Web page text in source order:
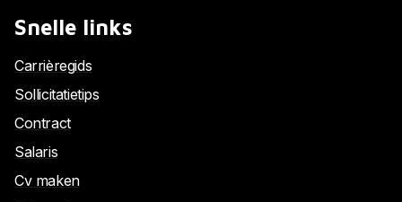
Snelle links
Carrièregids
Sollicitatietips
Contract
Salaris
Cv maken